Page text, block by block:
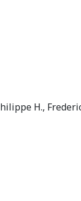
H.,